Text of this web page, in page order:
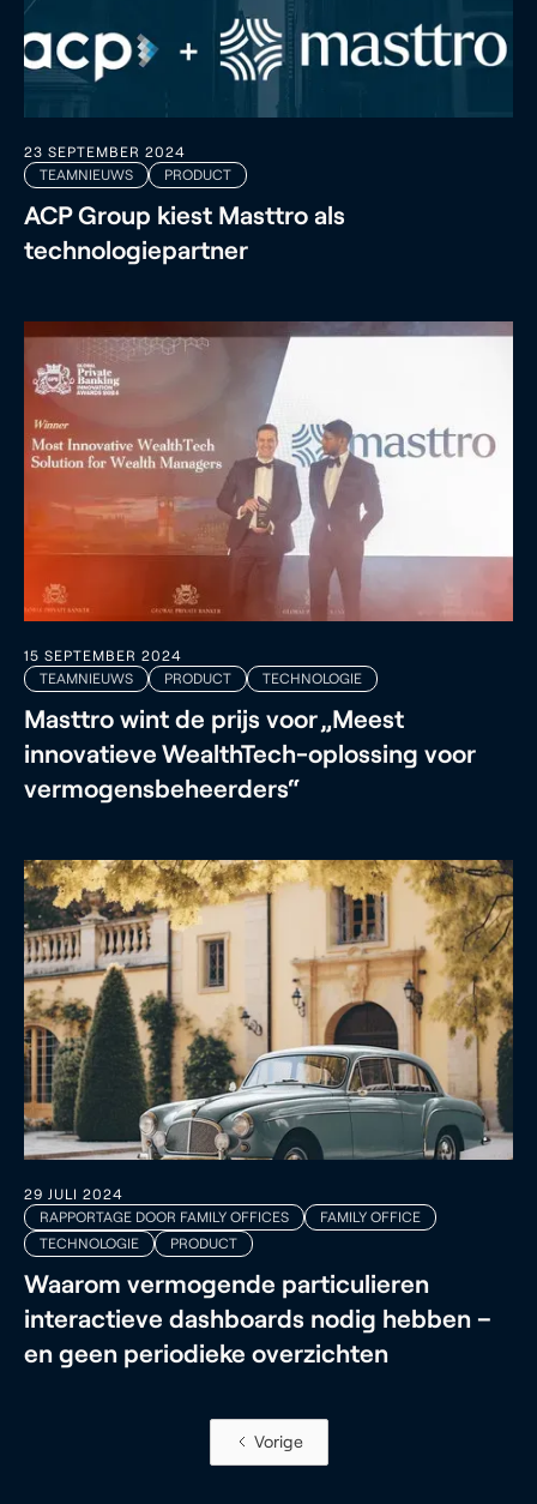
23 SEPTEMBER 2024
TEAMNIEUWS
PRODUCT
ACP Group kiest Masttro als
technologiepartner
15 SEPTEMBER 2024
TEAMNIEUWS
PRODUCT TECHNOLOGIE
Masttro wint de prijs voor „Meest
innovatieve WealthTech-oplossing voor
vermogensbeheerders“
29 JULI 2024
RAPPORTAGE DOOR FAMILY OFFICES
FAMILY OFFICE
TECHNOLOGIE
PRODUCT
Waarom vermogende particulieren
interactieve dashboards nodig hebben –
en geen periodieke overzichten
Vorige